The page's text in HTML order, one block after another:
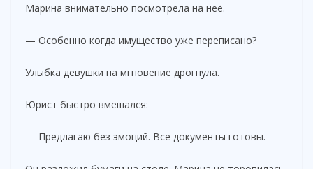
Марина внимательно посмотрела на неё.
— Особенно когда имущество уже переписано?
Улыбка девушки на мгновение дрогнула.
Юрист быстро вмешался:
— Предлагаю без эмоций. Все документы готовы.